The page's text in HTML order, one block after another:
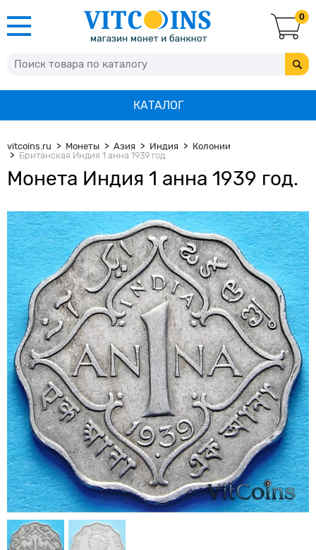
0
КАТАЛОГ
vitcoins.ru Монеты Азия Индия
Колонии
Британская Индия 1 анна 1939 год.
Монета Индия 1 анна 1939 год.